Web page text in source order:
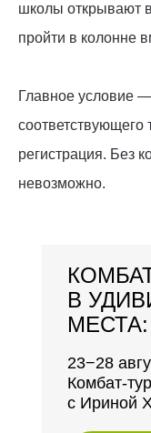
школы открывают
пройти в колонне
Главное условие
регистрация. Без
невозможно.
В
МЕСТА:
23−28
Комбат-
с Ириной